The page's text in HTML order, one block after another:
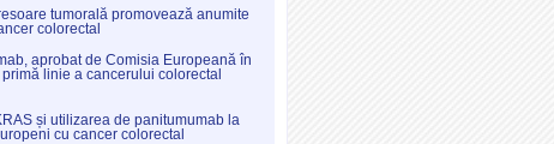
tumorală promovează anumite
colorectal
aprobat de Comisia Europeană în
linie a cancerului colorectal
și utilizarea de panitumumab la
cu cancer colorectal